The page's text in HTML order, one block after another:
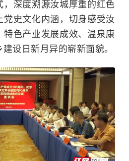
，深度溯源汝城厚重的红色
党史文化内涵，切身感受汝
特色产业发展成效、温泉康
设日新月异的崭新面貌。